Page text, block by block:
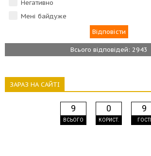
Негативно
Мені байдуже
Всього відповідей: 2943
ЗАРАЗ НА САЙТІ
9
ВСЬОГО
0
КОРИСТ.
9
ГОСТІ